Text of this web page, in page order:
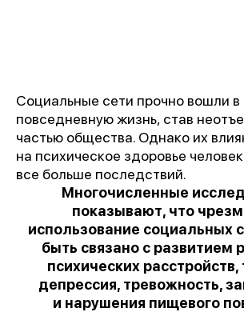
Социальные сети прочно вошли
повседневную жизнь, став
частью общества. Однако их
на психическое здоровье
все больше последствий.
Многочисленные
показывают, что
использование социальных
быть связано с развитием
психических расстройств,
депрессия, тревожность,
и нарушения пищевого